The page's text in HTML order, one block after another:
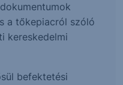
a tőkepiacról szóló
kereskedelmi
befektetési